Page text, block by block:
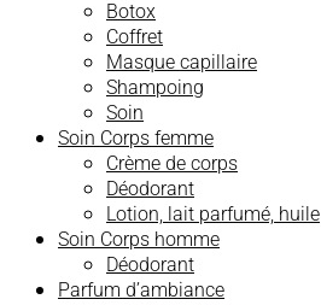
Botox
Coffret
Masque capillaire
Shampoing
Soin
Soin Corps femme
Crème de corps
Déodorant
Lotion, lait parfumé, huile
Soin Corps homme
Déodorant
Parfum d’ambiance